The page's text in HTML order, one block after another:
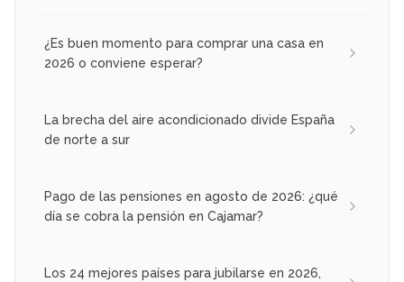
¿Es buen momento para comprar una casa en
2026 o conviene esperar?
La brecha del aire acondicionado divide España
de norte a sur
Pago de las pensiones en agosto de 2026: ¿qué
día se cobra la pensión en Cajamar?
Los 24 mejores países para jubilarse en 2026,